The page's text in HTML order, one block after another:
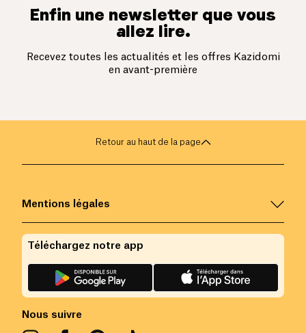
Enfin une newsletter que vous
allez lire.
Recevez toutes les actualités et les offres Kazidomi
en avant-première
Retour au haut de la page
Mentions légales
Nous suivre
Téléchargez notre app